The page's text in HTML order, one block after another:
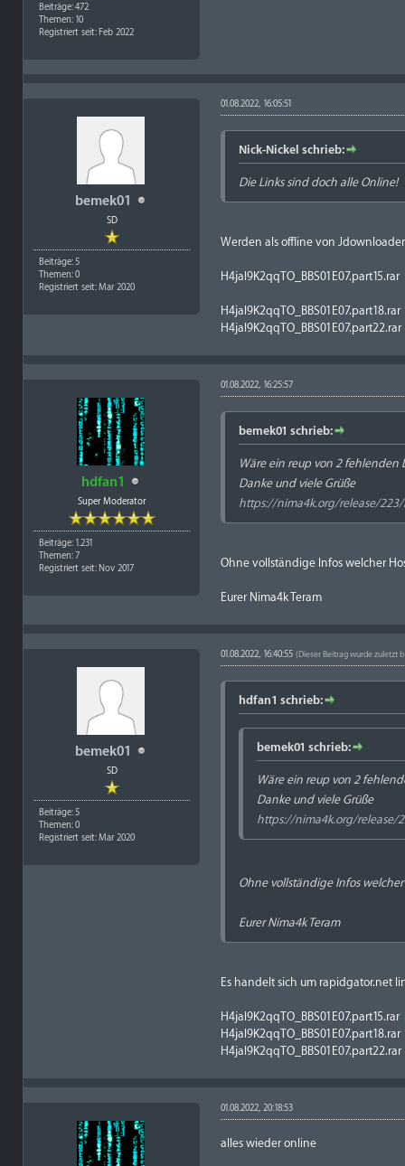
Beiträge: 472
Themen: 10
Registriert seit: Feb 2022
bemek01
SD
Beiträge: 5
Themen: 0
Registriert seit: Mar 2020
01.08.2022, 16:05:51
Nick-Nickel schrieb:
Die Links sind doch alle Online!
Werden als offline von
H4jal9K2qqTO_BBS01E07.part15.rar
H4jal9K2qqTO_BBS01E07.part18.rar
H4jal9K2qqTO_BBS01E07.part22.rar
hdfan1
Super Moderator
Beiträge: 1.231
Themen: 7
Registriert seit: Nov 2017
01.08.2022, 16:25:57
bemek01 schrieb:
Wäre ein reup von 2 fehlenden
Danke und viele Grüße
https://nima4k.org/release/223/
Ohne vollständige Infos welcher
Eurer Nima4k Teram
bemek01
SD
Beiträge: 5
Themen: 0
Registriert seit: Mar 2020
01.08.2022, 16:40:55(Dieser Beitrag wurde zuletzt
hdfan1 schrieb:
bemek01 schrieb:
Wäre ein reup von 2
Danke und viele Grüße
https://nima4k.org/release/
Ohne vollständige Infos
Eurer Nima4k Teram
Es handelt sich um rapidgator.net
H4jal9K2qqTO_BBS01E07.part15.rar
H4jal9K2qqTO_BBS01E07.part18.rar
H4jal9K2qqTO_BBS01E07.part22.rar
01.08.2022, 20:18:53
alles wieder online